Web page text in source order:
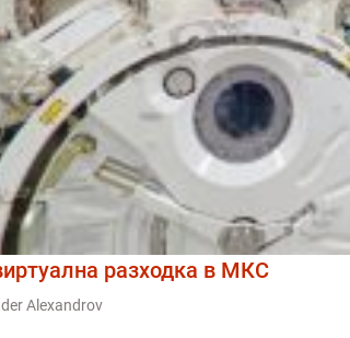
разходка в МКС
Alexandrov